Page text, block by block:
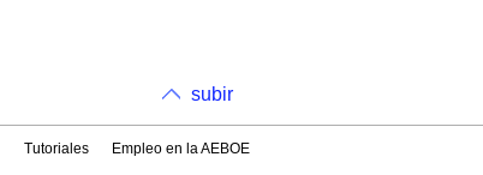
subir
Tutoriales Empleo en la AEBOE